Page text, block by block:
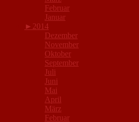
Februar
Januar
► 2014
Dezember
November
Oktober
September
Juli
Juni
Mai
April
März
Februar